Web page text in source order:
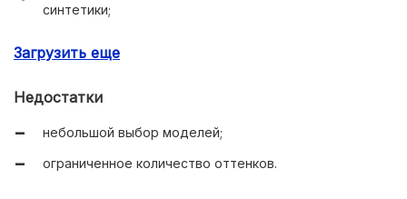
синтетики;
Загрузить еще
Недостатки
небольшой выбор моделей;
ограниченное количество оттенков.